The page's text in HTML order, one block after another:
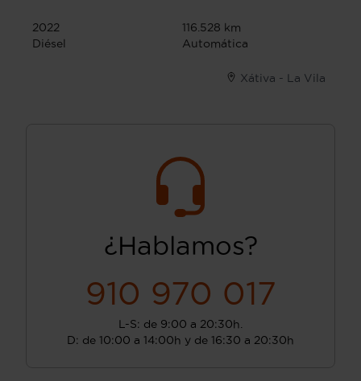
2022
116.528 km
Diésel
Automática
Xátiva - La Vila
¿Hablamos?
910 970 017
L-S: de 9:00 a 20:30h.
D: de 10:00 a 14:00h y de 16:30 a 20:30h